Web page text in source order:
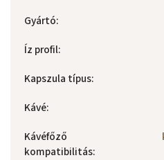
Gyártó:
Íz profil:
Kapszula típus:
Kávé:
Kávéfőző
kompatibilitás: